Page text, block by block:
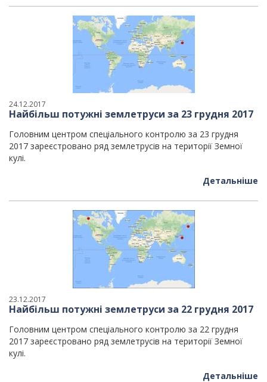
24.12.2017
Найбільш потужні землетруси за 23 грудня 2017
Головним центром спеціального контролю за 23 грудня
2017 зареєстровано ряд землетрусів на території Земної
кулі.
Детальніше
23.12.2017
Найбільш потужні землетруси за 22 грудня 2017
Головним центром спеціального контролю за 22 грудня
2017 зареєстровано ряд землетрусів на території Земної
кулі.
Детальніше